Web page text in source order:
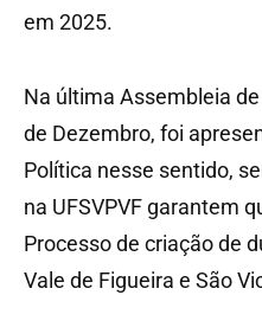
em 2025.
Na última Assembleia
de Dezembro, foi
Política nesse sentido,
na UFSVPVF garantem
Processo de criação de
Vale de Figueira e São